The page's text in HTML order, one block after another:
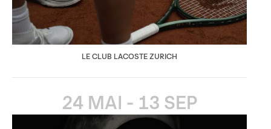
LE CLUB LACOSTE ZURICH
24 MAI - 13 SEP